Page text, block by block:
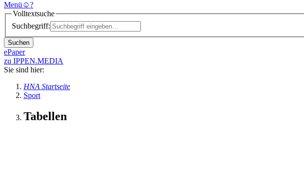
Menü ☺?
Volltextsuche
Suchbegriff:
Suchen
ePaper
zu IPPEN.MEDIA
Sie sind hier:
HNA Startseite
Sport
Tabellen